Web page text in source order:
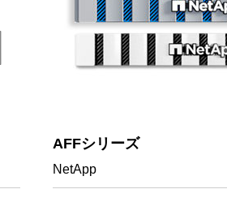
AFFシリーズ
NetApp